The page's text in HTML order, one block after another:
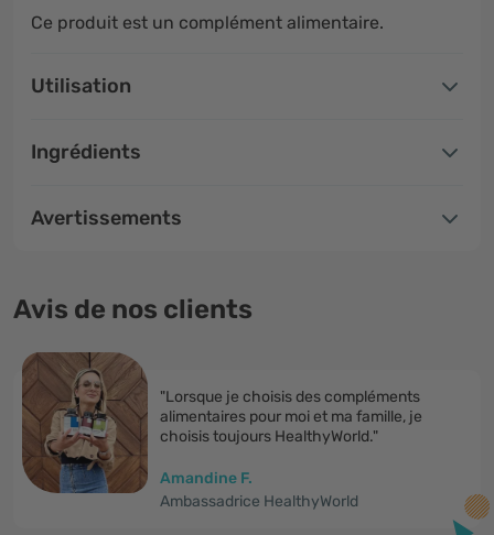
Ce produit est un complément alimentaire.
Utilisation
Ingrédients
Avertissements
Avis de nos clients
"Lorsque je choisis des compléments
alimentaires pour moi et ma famille, je
choisis toujours HealthyWorld."
Amandine F.
Ambassadrice HealthyWorld